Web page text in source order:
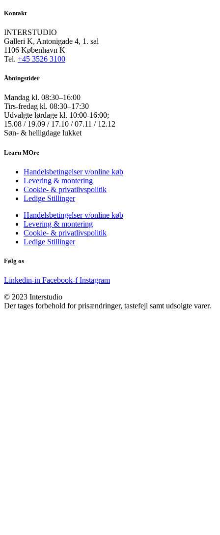
Kontakt
INTERSTUDIO
Galleri K, Antonigade 4, 1. sal
1106 København K
Tel. +45 3526 3100
Åbningstider
Mandag kl. 08:30–16:00
Tirs-fredag kl. 08:30–17:30
Udvalgte lørdage kl. 10:00-16:00;
15.08 / 19.09 / 17.10 / 07.11 / 12.12
Søn- & helligdage lukket
Learn MOre
Handelsbetingelser v/online køb
Levering & montering
Cookie- & privatlivspolitik
Ledige Stillinger
Handelsbetingelser v/online køb
Levering & montering
Cookie- & privatlivspolitik
Ledige Stillinger
Følg os
Linkedin-in Facebook-f Instagram
© 2023 Interstudio
Der tages forbehold for prisændringer, tastefejl samt udsolgte varer.